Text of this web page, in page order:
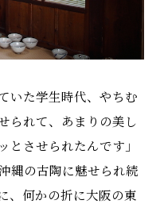
いた学生時代、やちむ
られて、あまりの美し
とさせられたんです」
縄の古陶に魅せられ続
、何かの折に大阪の東